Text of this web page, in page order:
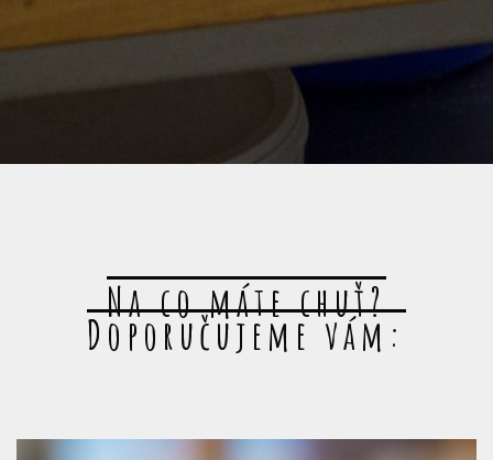
Na co máte chuť?
Doporučujeme vám: